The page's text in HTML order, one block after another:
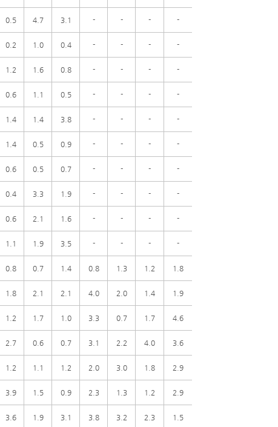
0.5 4.7 3.1 - - - -
0.2 1.0 0.4 - - - -
1.2 1.6 0.8 - - - -
0.6 1.1 0.5 - - - -
1.4 1.4 3.8 - - - -
1.4 0.5 0.9 - - - -
0.6 0.5 0.7 - - - -
0.4 3.3 1.9 - - - -
0.6 2.1 1.6 - - - -
1.1 1.9 3.5 - - - -
0.8 0.7 1.4 0.8 1.3 1.2 1.8
1.8 2.1 2.1 4.0 2.0 1.4 1.9
1.2 1.7 1.0 3.3 0.7 1.7 4.6
2.7 0.6 0.7 3.1 2.2 4.0 3.6
1.2 1.1 1.2 2.0 3.0 1.8 2.9
3.9 1.5 0.9 2.3 1.3 1.2 2.9
3.6 1.9 3.1 3.8 3.2 2.3 1.5